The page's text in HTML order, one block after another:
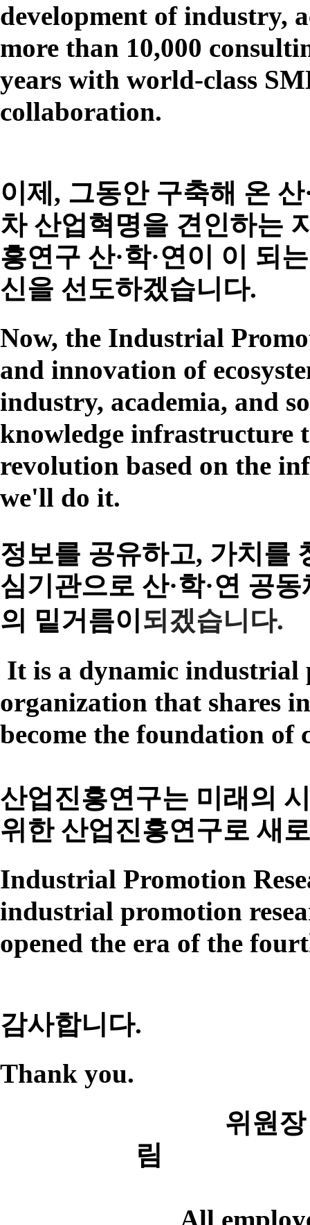
development of industry,
more than 10,000
years with world-class
collaboration.
이제, 그동안 구축해 온
차 산업혁명을 견인하는
흥연구 산·학·연이 이 되
신을 선도하겠습니다.
Now, the Industrial
and innovation of
industry, academia, and
knowledge infrastructure
revolution based on the
we'll do it.
정보를 공유하고, 가치를
심기관으로 산·학·연 공
의 밑거름이되겠습니다.
It is a dynamic industrial
organization that shares
become the foundation
산업진흥연구는 미래의
위한 산업진흥연구로 새
Industrial Promotion
industrial promotion
opened the era of the
감사합니다.
Thank you.​
위원
림